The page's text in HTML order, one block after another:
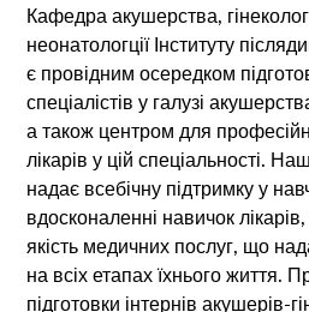
Кафедра акушерства,
неонатологції Інституту
є провідним осередком
спеціалістів у галузі
а також центром для
лікарів у цій спеціальності.
надає всебічну підтримку у
вдосконаленні навичок
якість медичних послуг, що
на всіх етапах їхнього життя.
підготовки інтернів акушерів-